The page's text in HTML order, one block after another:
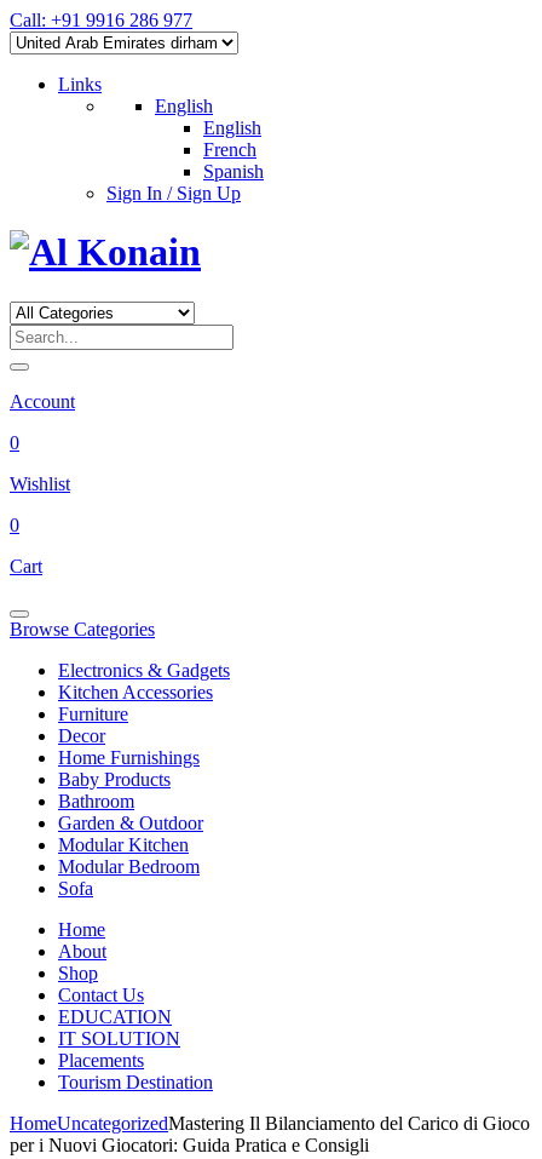
Call: +91 9916 286 977
Links
English
English
French
Spanish
Sign In / Sign Up
Account
0
Wishlist
0
Cart
Browse Categories
Electronics & Gadgets
Kitchen Accessories
Furniture
Decor
Home Furnishings
Baby Products
Bathroom
Garden & Outdoor
Modular Kitchen
Modular Bedroom
Sofa
Home
About
Shop
Contact Us
EDUCATION
IT SOLUTION
Placements
Tourism Destination
HomeUncategorizedMastering Il Bilanciamento del Carico di Gioco
per i Nuovi Giocatori: Guida Pratica e Consigli